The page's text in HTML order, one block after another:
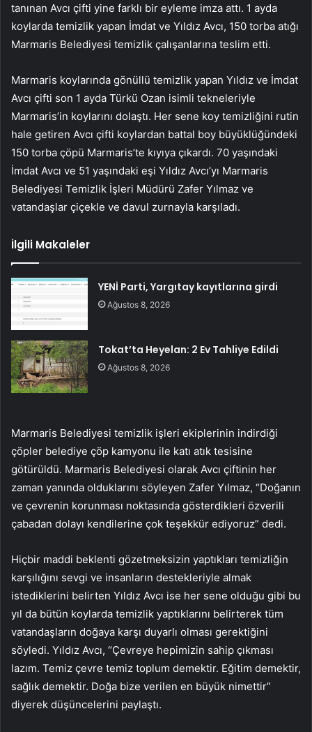
tanınan Avcı çifti yine farklı bir eyleme imza attı. 1 ayda
koylarda temizlik yapan İmdat ve Yıldız Avcı, 150 torba atığı
Marmaris Belediyesi temizlik çalışanlarına teslim etti.
Marmaris koylarında gönüllü temizlik yapan Yıldız ve İmdat
Avcı çifti son 1 ayda Türkü Ozan isimli tekneleriyle
Marmaris’in koylarını dolaştı. Her sene koy temizliğini rutin
hale getiren Avcı çifti koylardan battal boy büyüklüğündeki
150 torba çöpü Marmaris’te kıyıya çıkardı. 70 yaşındaki
İmdat Avcı ve 51 yaşındaki eşi Yıldız Avcı’yı Marmaris
Belediyesi Temizlik İşleri Müdürü Zafer Yılmaz ve
vatandaşlar çiçekle ve davul zurnayla karşıladı.
İlgili Makaleler
YENİ Parti, Yargıtay kayıtlarına girdi
Ağustos 8, 2026
Tokat’ta Heyelan: 2 Ev Tahliye Edildi
Ağustos 8, 2026
Marmaris Belediyesi temizlik işleri ekiplerinin indirdiği
çöpler belediye çöp kamyonu ile katı atık tesisine
götürüldü. Marmaris Belediyesi olarak Avcı çiftinin her
zaman yanında olduklarını söyleyen Zafer Yılmaz, “Doğanın
ve çevrenin korunması noktasında gösterdikleri özverili
çabadan dolayı kendilerine çok teşekkür ediyoruz” dedi.
Hiçbir maddi beklenti gözetmeksizin yaptıkları temizliğin
karşılığını sevgi ve insanların destekleriyle almak
istediklerini belirten Yıldız Avcı ise her sene olduğu gibi bu
yıl da bütün koylarda temizlik yaptıklarını belirterek tüm
vatandaşların doğaya karşı duyarlı olması gerektiğini
söyledi. Yıldız Avcı, “Çevreye hepimizin sahip çıkması
lazım. Temiz çevre temiz toplum demektir. Eğitim demektir,
sağlık demektir. Doğa bize verilen en büyük nimettir”
diyerek düşüncelerini paylaştı.